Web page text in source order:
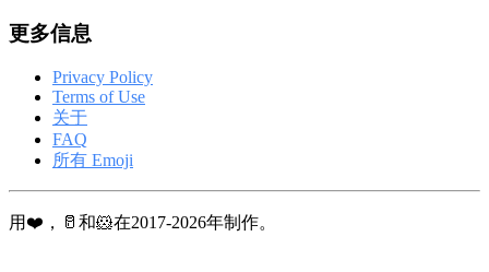
更多信息
Privacy Policy
Terms of Use
关于
FAQ
所有 Emoji
用❤️，🥛和🐹在2017-2026年制作。